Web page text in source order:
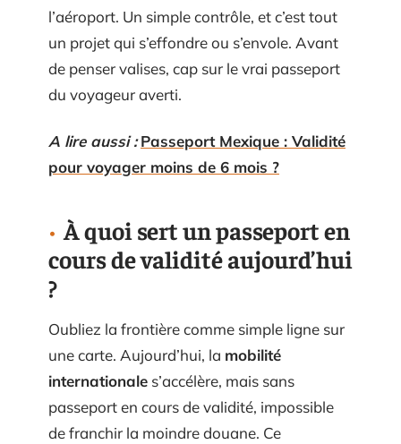
l’aéroport. Un simple contrôle, et c’est tout
un projet qui s’effondre ou s’envole. Avant
de penser valises, cap sur le vrai passeport
du voyageur averti.
A lire aussi : Passeport Mexique : Validité
pour voyager moins de 6 mois ?
À quoi sert un passeport en
cours de validité aujourd’hui
?
Oubliez la frontière comme simple ligne sur
une carte. Aujourd’hui, la mobilité
internationale s’accélère, mais sans
passeport en cours de validité, impossible
de franchir la moindre douane. Ce